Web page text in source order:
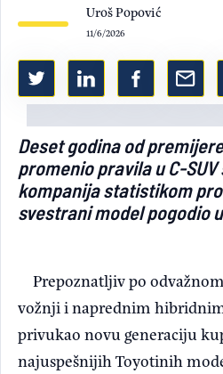
Light/Dark mode
Uroš Popović
11/6/2026
Deset godina od
promenio pravila u C-
kompanija statistikom
svestrani model pogodio
Prepoznatljiv po
vožnji i naprednim
privukao novu generaciju
najuspešnijih Toyotinih